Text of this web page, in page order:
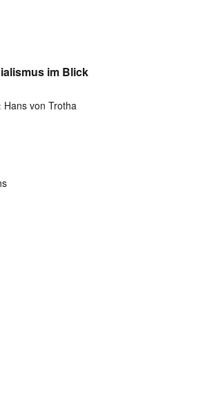
im Blick
Hans von Trotha